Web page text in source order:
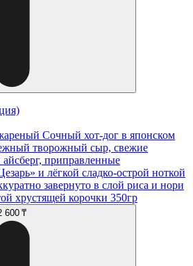
Сочный хот-дог в японском
творожный сыр, свежие
приправленные
и лёгкой сладко-острой ноткой
завернуто в слой риса и нори
хрустящей корочки 350гр
600 ₸